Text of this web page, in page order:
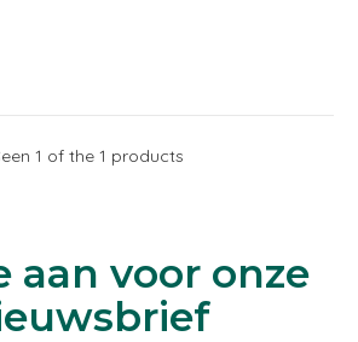
1 of the 1 products
aan voor onze